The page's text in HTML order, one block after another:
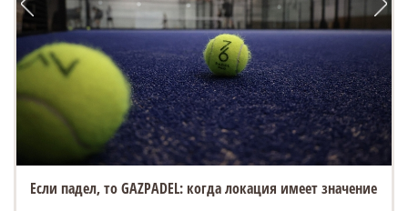
«Белый город» открывает новую площадку на Спасской